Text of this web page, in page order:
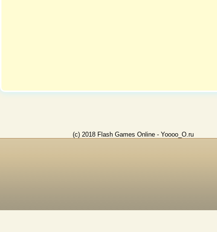
(c) 2018 Flash Games Online - Yoooo_O.ru